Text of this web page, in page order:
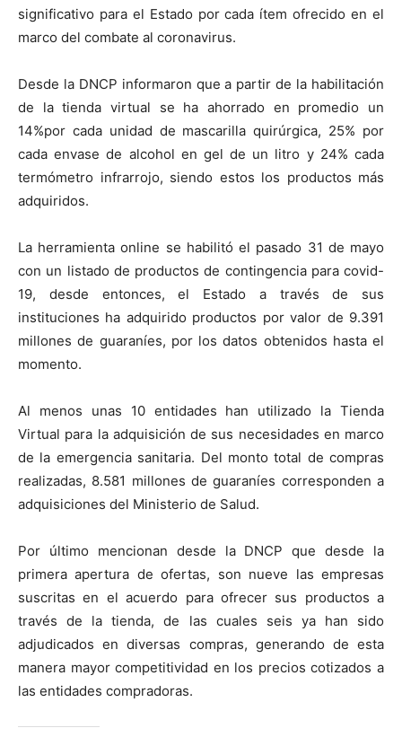
significativo para el Estado por cada ítem ofrecido en el
marco del combate al coronavirus.
Desde la DNCP informaron que a partir de la habilitación
de la tienda virtual se ha ahorrado en promedio un
14%por cada unidad de mascarilla quirúrgica, 25% por
cada envase de alcohol en gel de un litro y 24% cada
termómetro infrarrojo, siendo estos los productos más
adquiridos.
La herramienta online se habilitó el pasado 31 de mayo
con un listado de productos de contingencia para covid-
19, desde entonces, el Estado a través de sus
instituciones ha adquirido productos por valor de 9.391
millones de guaraníes, por los datos obtenidos hasta el
momento.
Al menos unas 10 entidades han utilizado la Tienda
Virtual para la adquisición de sus necesidades en marco
de la emergencia sanitaria. Del monto total de compras
realizadas, 8.581 millones de guaraníes corresponden a
adquisiciones del Ministerio de Salud.
Por último mencionan desde la DNCP que desde la
primera apertura de ofertas, son nueve las empresas
suscritas en el acuerdo para ofrecer sus productos a
través de la tienda, de las cuales seis ya han sido
adjudicados en diversas compras, generando de esta
manera mayor competitividad en los precios cotizados a
las entidades compradoras.